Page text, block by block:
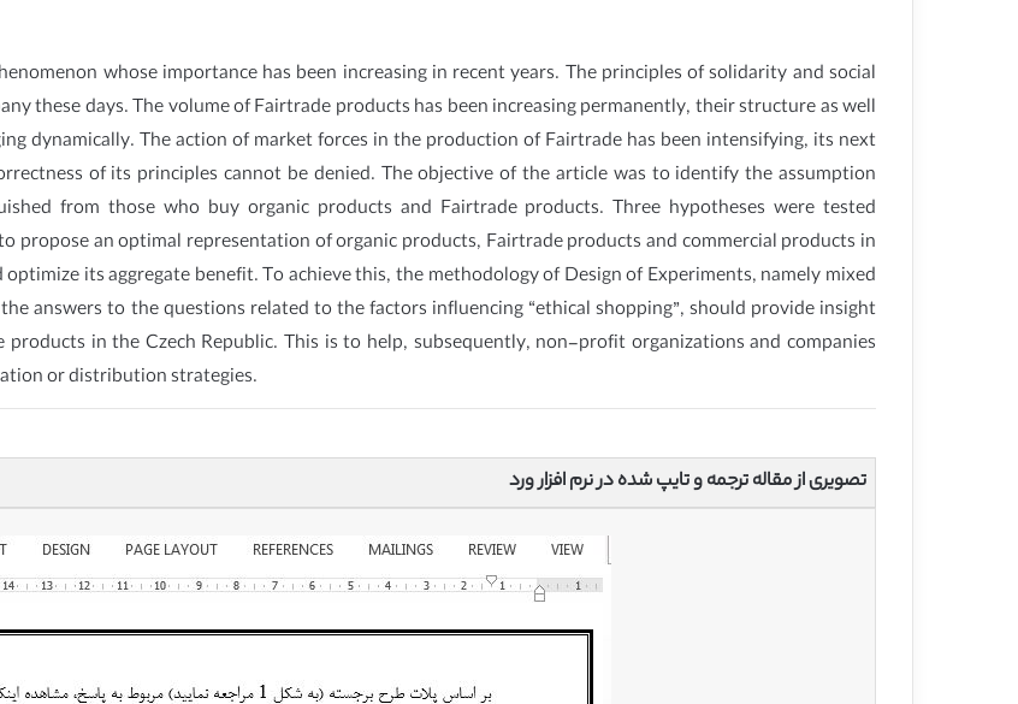
whose importance has been increasing in recent years. The principles of solidarity and social
these days. The volume of Fairtrade products has been increasing permanently, their structure as well
dynamically. The action of market forces in the production of Fairtrade has been intensifying, its next
of its principles cannot be denied. The objective of the article was to identify the assumption
from those who buy organic products and Fairtrade products. Three hypotheses were tested
propose an optimal representation of organic products, Fairtrade products and commercial products in
its aggregate benefit. To achieve this, the methodology of Design of Experiments, namely mixed
answers to the questions related to the factors influencing “ethical shopping”, should provide insight
in the Czech Republic. This is to help, subsequently, non-profit organizations and companies
or distribution strategies.
تصویری از مقاله ترجمه و تایپ شده در نرم افزار ورد